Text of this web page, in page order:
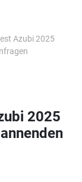
Azubi 2025
2025